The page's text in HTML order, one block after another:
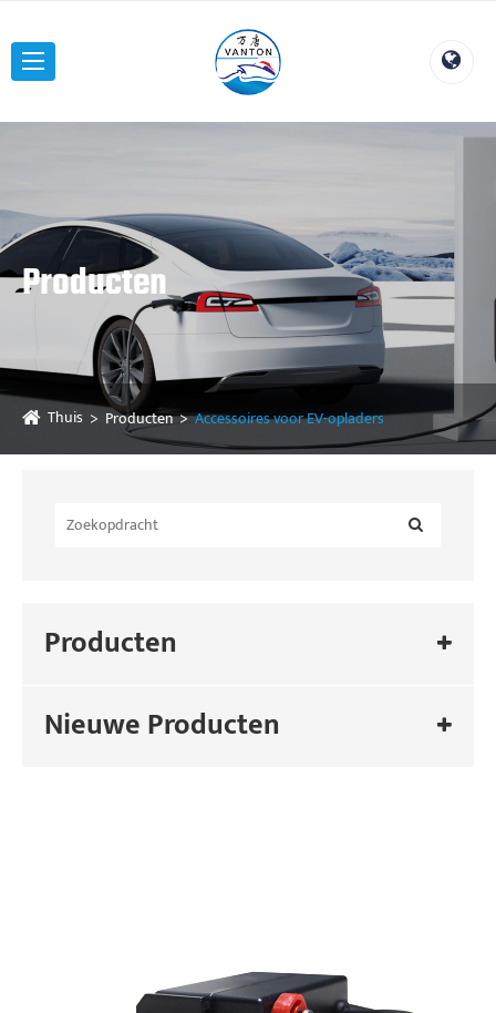
Producten
Thuis Producten Accessoires voor EV-opladers
Producten
Nieuwe Producten